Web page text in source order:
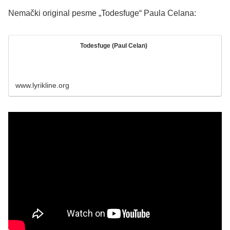
Nemački original pesme „Todesfuge“ Paula Celana:
Todesfuge (Paul Celan)
www.lyrikline.org